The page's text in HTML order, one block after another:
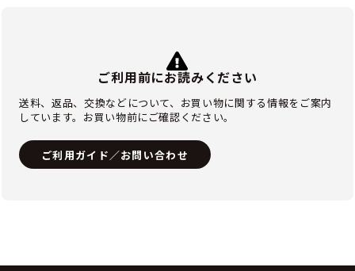
ご利用前にお読みください
送料、返品、交換などについて、お買い物に関する情報をご案内
しています。お買い物前にご確認ください。
ご利用ガイド／お問い合わせ